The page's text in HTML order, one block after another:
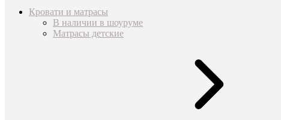
Кровати и матрасы
В наличии в шоуруме
Матрасы детские